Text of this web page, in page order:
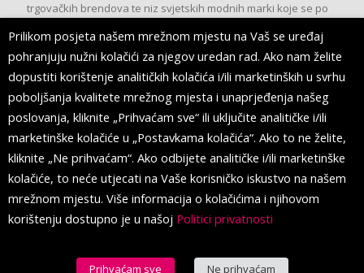
trgovačkih brendova te niz svjetskih modnih marki koje se po
prvi put pojavljuju u Splitu.
PRATITE NAS
Prilikom posjeta našem mrežnom mjestu na Vaš se uređaj
pohranjuju nužni kolačići za njegov uredan rad. Ako nam želite
dopustiti korištenje analitičkih kolačića i/ili marketinških u svrhu
poboljšanja kvalitete mrežnog mjesta i unaprjeđenja našeg
poslovanja, kliknite „Prihvaćam sve“ ili uključite analitičke i/ili
marketinške kolačiće u „Postavkama kolačića“. Ako to ne želite,
kliknite „Ne prihvaćam“. Ako odbijete analitičke i/ili marketinške
kolačiće, to neće utjecati na Vaše korisničko iskustvo na našem
mrežnom mjestu. Više informacija o kolačićima i njihovom
korištenju dostupno je u našoj Politici privatnosti
Prihvaćam sve Ne prihvaćam